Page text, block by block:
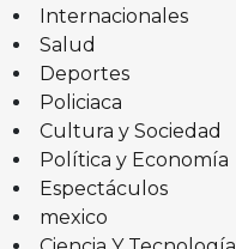
Internacionales
Salud
Deportes
Policiaca
Cultura y Sociedad
Política y Economía
Espectáculos
mexico